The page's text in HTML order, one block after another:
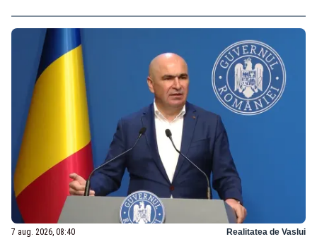
7 aug. 2026, 08:40 Realitatea de Vaslui